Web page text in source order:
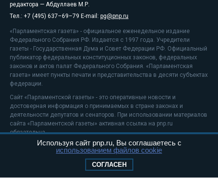
редактора — Абдуллаев М.Р.
Тел.: +7 (495) 637–69–79 E-mail: pg@pnp.ru
«Парламентская газета» - официальное еженедельное издание
Федерального Собрания РФ. Издается с 1997 года. Учредители
газеты - Государственная Дума и Совет Федерации РФ. Официальный
публикатор федеральных конституционных законов, федеральных
законов и актов палат Федерального Собрания. «Парламентская
газета» имеет пункты печати и представительства в десяти субъектах
федерации.
Сайт «Парламентской газеты» - это оперативные новости и
достоверная информация о принимаемых в стране законах и
деятельности депутатов и сенаторов. При использовании материалов
сайта «Парламентской газеты» активная ссылка на pnp.ru
обязательна.
На информационном ресурсе применяютсярекомендательные
Положение о защите персональных данных
Используя сайт pnp.ru, Вы соглашаетесь с
использованием файлов cookie
СОГЛАСЕН